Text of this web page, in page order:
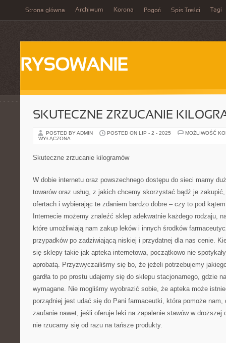
Strona główna Archiwum Korona Pogoń Spis Treści Tagi
RYSOWANIE
SKUTECZNE ZRZUCANIE
POSTED BY ADMIN POSTED ON LIP - 2 - 2025
MOŻLIWOŚĆ
WYŁĄCZONA
Skuteczne zrzucanie kilogramów
W dobie internetu oraz powszechnego dostępu do sieci mamy
towarów oraz usług, z jakich chcemy skorzystać bądź je
ofertach i wybierając te zdaniem bardzo dobre – czy to pod
Internecie możemy znaleźć sklep adekwatnie każdego rodzaju,
które umożliwiają nam zakup leków i innych środków
przypadków po zadziwiającą niskiej i przydatnej dla nas cenie.
się sklepy takie jak apteka internetowa, początkowo nie
aprobatą. Przyzwyczailiśmy się bo, że jeżeli potrzebujemy
gardła to po prostu udajemy się do sklepu stacjonarnego, gdzie
wymagane. Nie mogliśmy wyobrazić sobie, że apteka może
porządniej jest udać się do Pani farmaceutki, która pomoże nam,
zaufanie nawet, jeśli oferuje leki na zapalenie stawów w droższej
nie rzucamy się od razu na tańsze produkty.